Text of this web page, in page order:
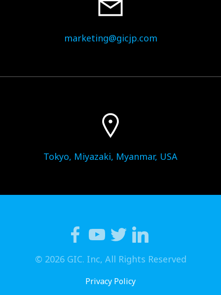
marketing@gicjp.com
Tokyo, Miyazaki, Myanmar, USA
© 2026 GIC. Inc, All Rights Reserved
Privacy Policy